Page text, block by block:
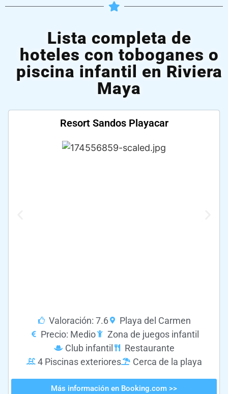
Lista completa de
hoteles con toboganes o
piscina infantil en Riviera
Maya
Resort Sandos Playacar
Valoración: 7.6
Playa del Carmen
Precio: Medio
Zona de juegos infantil
Club infantil
Restaurante
4 Piscinas exteriores
Cerca de la playa
Más información en Booking.com >>